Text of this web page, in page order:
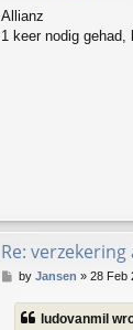
s
t
Allianz
1 keer nodig gehad,
Re:
P
s
by Jansen » 28 Feb
ludovanmil